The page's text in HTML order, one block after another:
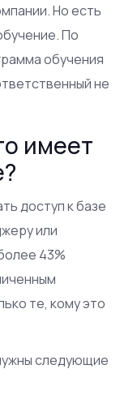
Но есть
По
обучения
не
имеет
доступ к базе
или
43%
те, кому это
следующие